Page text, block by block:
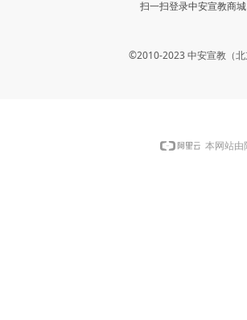
©2010-2023 中安宣教（
扫一扫登录中安宣教商城
本网站由